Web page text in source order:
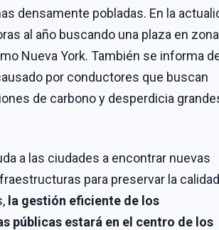
densamente pobladas. En la
al año buscando una plaza en
Nueva York. También se informa
por conductores que buscan
de carbono y desperdicia
a las ciudades a encontrar nuevas
para preservar la
la gestión eficiente de los
públicas estará en el centro de los